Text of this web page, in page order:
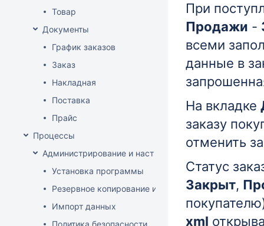
Товар
Документы
График заказов
Заказ
Накладная
Поставка
Прайс
Процессы
Администрирование и настройка
Установка программы
Резервное копирование и восстановление базы
Импорт данных
Политика безопасности
При
Продажи -
всеми
данные в
На вкладке
заказу
отменить
Статус
Закрыт,
xml